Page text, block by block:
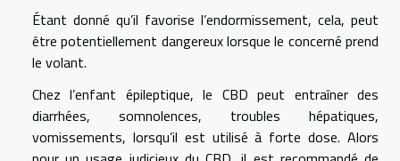
Étant donné qu’il favorise l’endormissement, cela, peut
être potentiellement dangereux lorsque le concerné prend
le volant.
Chez l’enfant épileptique, le CBD peut entraîner des
diarrhées, somnolences, troubles hépatiques,
vomissements, lorsqu’il est utilisé à forte dose. Alors